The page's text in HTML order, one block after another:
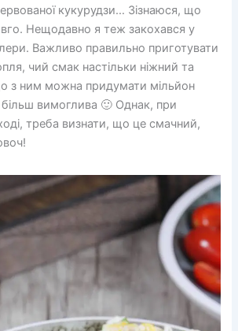
кукурудзи… Зізнаюся, що
Нещодавно я теж закохався у
Важливо правильно приготувати
чий смак настільки ніжний та
з ним можна придумати мільйон
більш вимоглива 🙂 Однак, при
треба визнати, що це смачний,